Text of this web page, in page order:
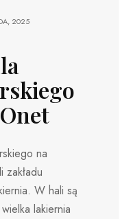
2025
na
W hali są
lakiernia